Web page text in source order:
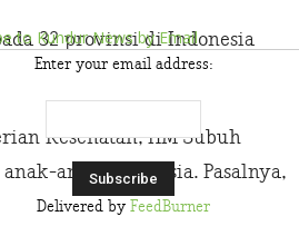
32 provinsi di Indonesia
Kesehatan, HM Subuh
anak Indonesia. Pasalnya,
to Kundur News by Email
Enter your email address:
Delivered by FeedBurner